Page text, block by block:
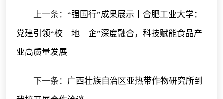
上一条：“强国行”成果展示丨合肥工业大学：
党建引领“校—地—企”深度融合，科技赋能食品产
业高质量发展
下一条： 广西壮族自治区亚热带作物研究所到